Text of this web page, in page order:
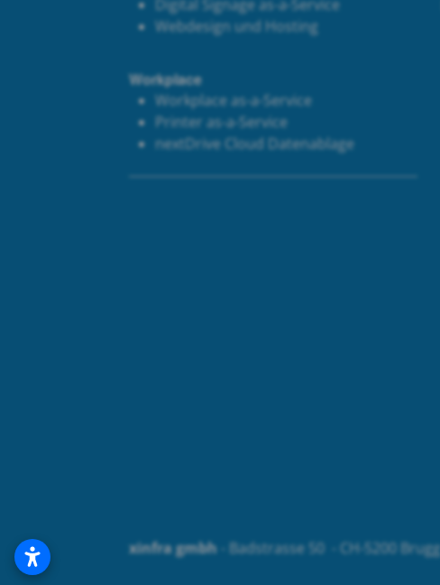
Digital Signage as-a-Service
Webdesign und Hosting
Workplace
Workplace as-a-Service
Printer as-a-Service
nextDrive Cloud Datenablage
xinfra gmbh - Badstrasse 50 - CH-5200